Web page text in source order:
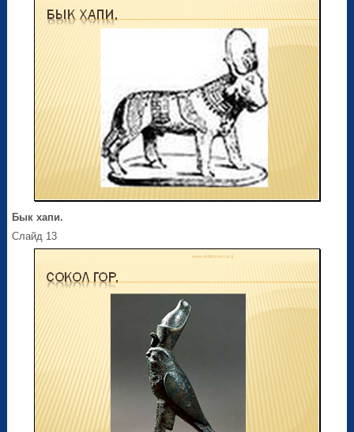
Бык хапи.
Слайд 13